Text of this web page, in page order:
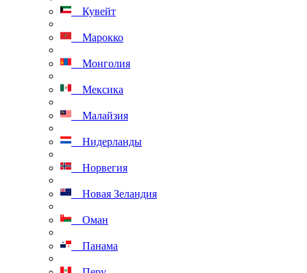
Кувейт
Марокко
Монголия
Мексика
Малайзия
Нидерланды
Норвегия
Новая Зеландия
Оман
Панама